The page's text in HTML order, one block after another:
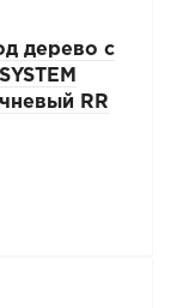
дерево с
RR